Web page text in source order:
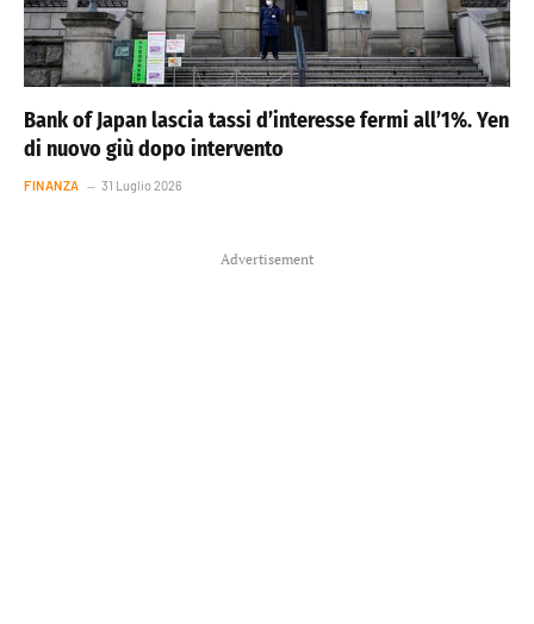
Bank of Japan lascia tassi d’interesse fermi all’1%. Yen
di nuovo giù dopo intervento
FINANZA 31 Luglio 2026
Advertisement